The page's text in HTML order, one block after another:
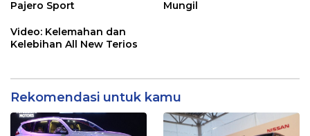
Pajero Sport
Mungil
Video: Kelemahan dan
Kelebihan All New Terios
Rekomendasi untuk kamu